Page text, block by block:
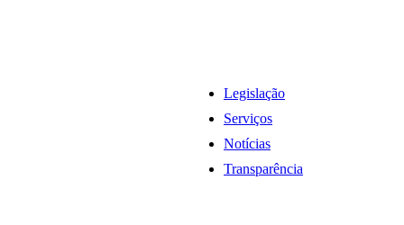
Legislação
Serviços
Notícias
Transparência